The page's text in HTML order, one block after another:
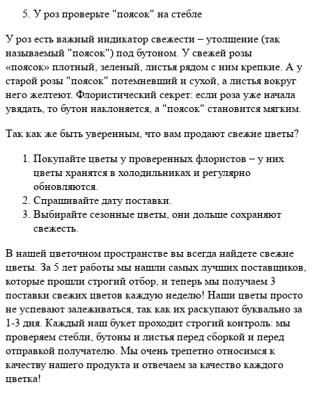
У роз проверьте "поясок" на стебле
У роз есть важный индикатор свежести – утолщение (так
называемый "поясок") под бутоном. У свежей розы
«поясок» плотный, зеленый, листья рядом с ним крепкие. А у
старой розы "поясок" потемневший и сухой, а листья вокруг
него желтеют. Флористический секрет: если роза уже начала
увядать, то бутон наклоняется, а "поясок" становится мягким.
Так как же быть уверенным, что вам продают свежие цветы?
Покупайте цветы у проверенных флористов – у них
цветы хранятся в холодильниках и регулярно
обновляются.
Спрашивайте дату поставки.
Выбирайте сезонные цветы, они дольше сохраняют
свежесть.
В нашей цветочном пространстве вы всегда найдете свежие
цветы. За 5 лет работы мы нашли самых лучших поставщиков,
которые прошли строгий отбор, и теперь мы получаем 3
поставки свежих цветов каждую неделю! Наши цветы просто
не успевают залеживаться, так как их раскупают буквально за
1-3 дня. Каждый наш букет проходит строгий контроль: мы
проверяем стебли, бутоны и листья перед сборкой и перед
отправкой получателю. Мы очень трепетно относимся к
качеству нашего продукта и отвечаем за качество каждого
цветка!